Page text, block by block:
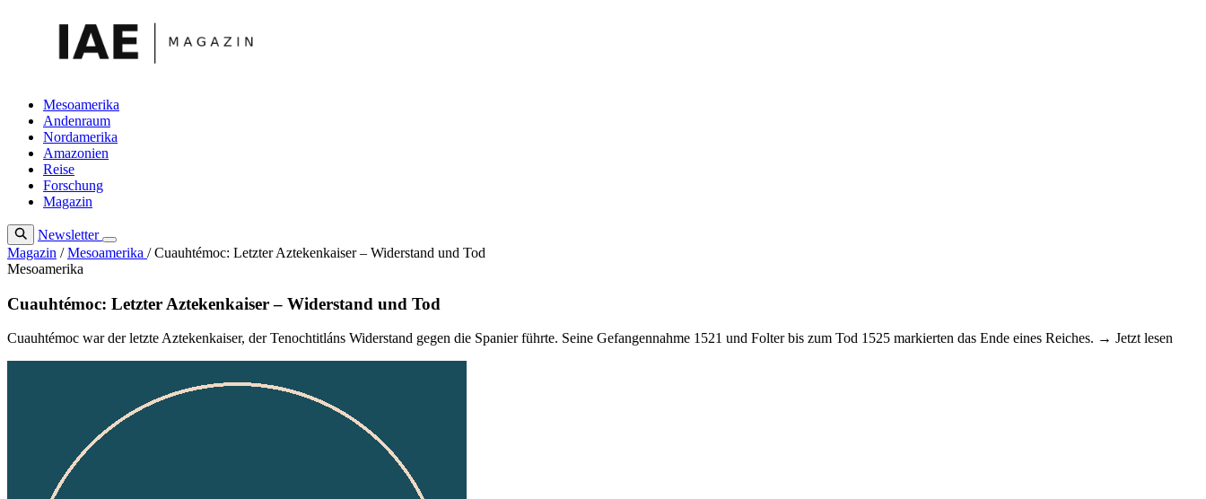
Mesoamerika
Andenraum
Nordamerika
Amazonien
Reise
Forschung
Magazin
Newsletter
Magazin / Mesoamerika / Cuauhtémoc: Letzter Aztekenkaiser – Widerstand und Tod
Mesoamerika
Cuauhtémoc: Letzter Aztekenkaiser – Widerstand und Tod
Cuauhtémoc war der letzte Aztekenkaiser, der Tenochtitláns Widerstand gegen die Spanier führte. Seine Gefangennahme 1521 und Folter bis zum Tod 1525 markierten das Ende eines Reiches. → Jetzt lesen